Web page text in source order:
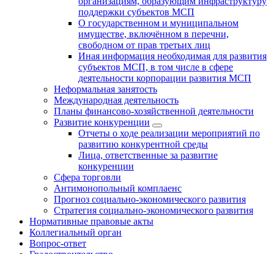
поддержки субъектов МСП
О государственном и муниципальном
имуществе, включённом в перечни,
свободном от прав третьих лиц
Иная информация необходимая для развития
субъектов МСП, в том числе в сфере
деятельности корпорации развития МСП
Неформальная занятость
Международная деятельность
Планы финансово-хозяйственной деятельности
Развитие конкуренции
Отчеты о ходе реализации мероприятий по
развитию конкурентной среды
Лица, ответственные за развитие
конкуренции
Сфера торговли
Антимонопольный комплаенс
Прогноз социально-экономического развития
Стратегия социально-экономического развития
Нормативные правовые акты
Коллегиальный орган
Вопрос-ответ